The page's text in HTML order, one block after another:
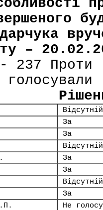
–
237 Проти
Відсутній
За
За
Відсутній
За
За
Відсутній
За
Не